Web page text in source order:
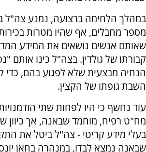
במהלך הלחימה ברצועה, נמנע צה"ל
מספר מחבלים, אף שהיו מטרות
שאותם אנשים נושאים את המידע
קבורתו של גולדין. בצה"ל כינו אותם
הנחיה מבצעית שלא לפגוע בהם, כדי
השבת גופתו של הקצין.
עוד נחשף כי היו לפחות שתי
מח"ט רפיח, מוחמד שבאנה, אך כיוון
בעלי מידע קריטי - צה"ל ביטל את
שבאנה נמצא לבדו, במנהרה בחאן